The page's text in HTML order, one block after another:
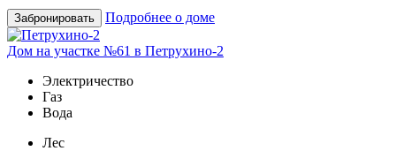
Забронировать Подробнее о доме
Дом на участке №61 в Петрухино-2
Электричество
Газ
Вода
Лес